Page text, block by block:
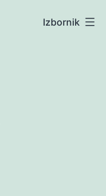
Izbornik